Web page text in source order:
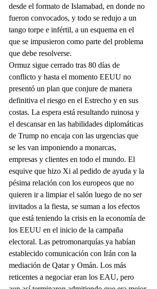
desde el formato de Islamabad, en donde no
fueron convocados, y todo se redujo a un
tango torpe e infértil, a un esquema en el
que se impusieron como parte del problema
que debe resolverse.
Ormuz sigue cerrado tras 80 días de
conflicto y hasta el momento EEUU no
presentó un plan que conjure de manera
definitiva el riesgo en el Estrecho y en sus
costas. La espera está resultando ruinosa y
el descansar en las habilidades diplomáticas
de Trump no encaja con las urgencias que
se les van imponiendo a monarcas,
empresas y clientes en todo el mundo. El
esquive que hizo Xi al pedido de ayuda y la
pésima relación con los europeos que no
quieren ir a limpiar el salón luego de no ser
invitados a la fiesta, se suman a los efectos
que está teniendo la crisis en la economía de
los EEUU en el inicio de la campaña
electoral. Las petromonarquías ya habían
establecido comunicación con Irán con la
mediación de Qatar y Omán. Los más
reticentes a negociar eran los EAU, pero